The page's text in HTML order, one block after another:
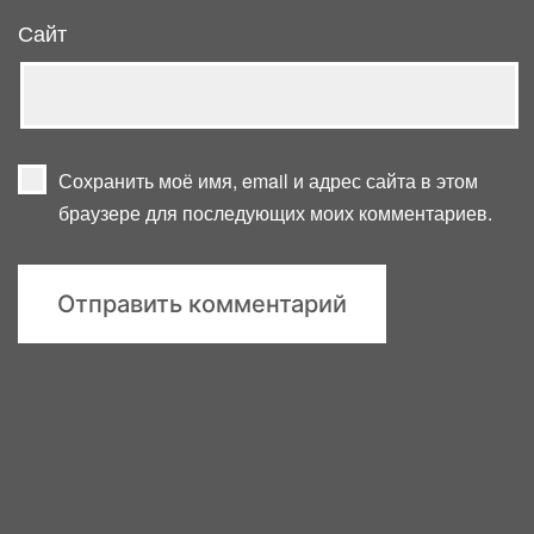
Сайт
Сохранить моё имя, email и адрес сайта в этом
браузере для последующих моих комментариев.